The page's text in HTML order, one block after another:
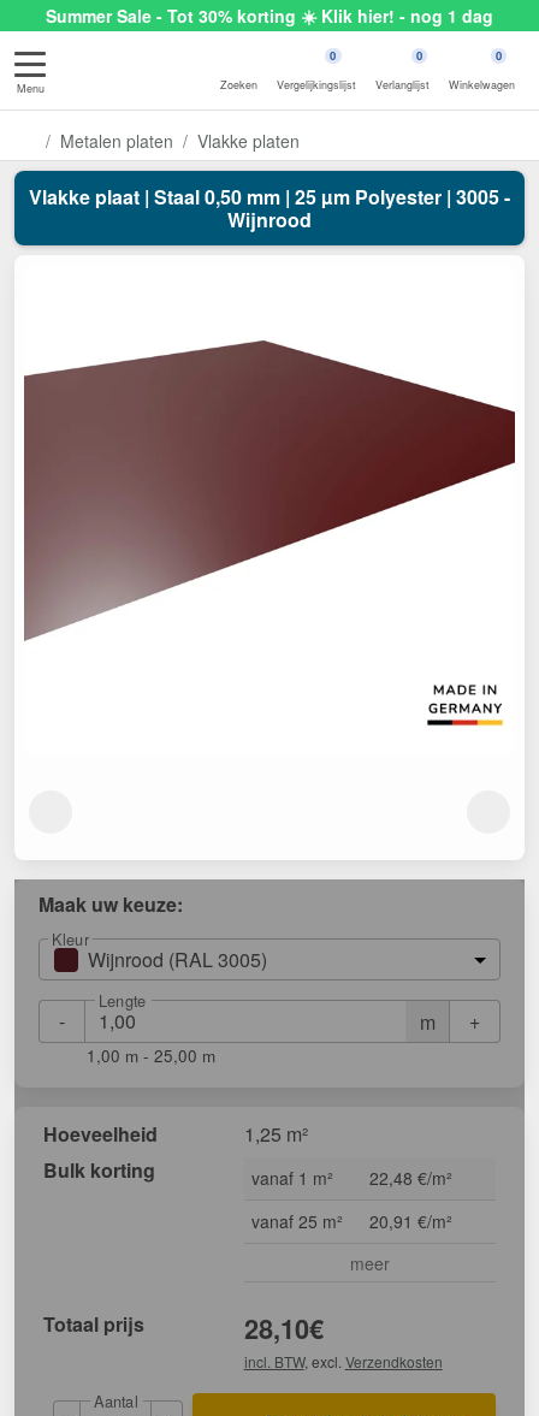
Summer Sale - Tot 30% korting ☀️ Klik hier! - nog 1 dag
Menu Zoeken
0
Vergelijkingslijst
0
Verlanglijst
0
Winkelwagen
Metalen platen Vlakke platen
Vlakke plaat | Staal 0,50 mm | 25 µm Polyester | 3005 -
Wijnrood
Maak uw keuze:
Kleur
Wijnrood (RAL 3005)
- m
Lengte
+
1,00 m - 25,00 m
Hoeveelheid
1,25 m²
Bulk korting
vanaf 1 m²
22,48 €/m²
vanaf 25 m²
20,91 €/m²
meer
Totaal prijs 28,10€
incl. BTW, excl. Verzendkosten
Aantal